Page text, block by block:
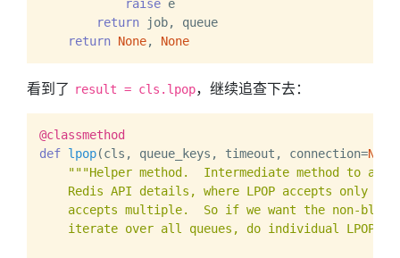
raise e
return job, queue
return None, None
看到了 result = cls.lpop，继续追查下去：
@classmethod
def lpop(cls, queue_keys, timeout, connection=None
"""Helper method.  Intermediate method to
Redis API details, where LPOP accepts only a
accepts multiple.  So if we want the non-
iterate over all queues, do individual LPOPs,